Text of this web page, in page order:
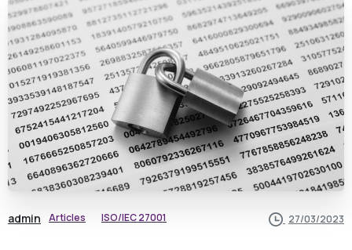
admin Articles ISO/IEC 27001 27/03/2023